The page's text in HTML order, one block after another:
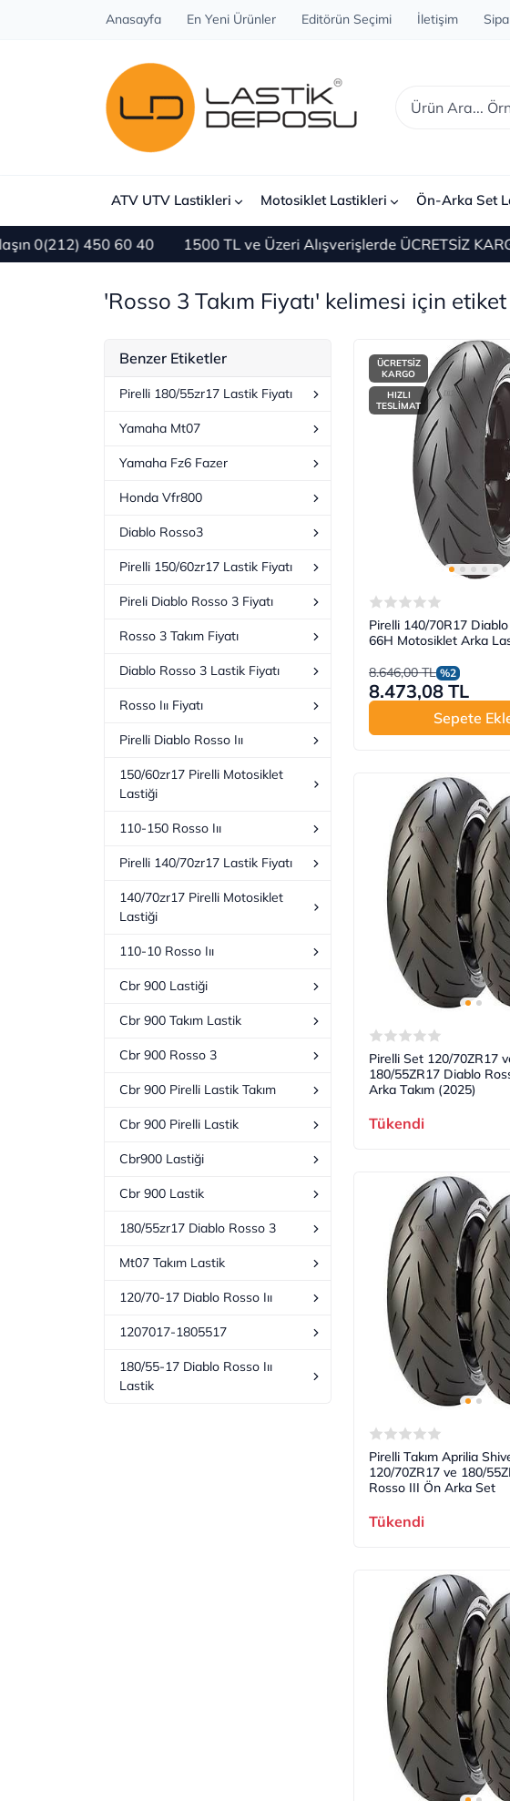
Anasayfa En Yeni Ürünler Editörün Seçimi İletişim
ATV UTV Lastikleri Motosiklet Lastikleri Ön-Arka Set
450 60 40 1500 TL ve Üzeri Alışverişlerde ÜCRETSİZ KARGO Bize
'Rosso 3 Takım Fiyatı' kelimesi için
Benzer Etiketler
Pirelli 180/55zr17 Lastik Fiyatı
Yamaha Mt07
Yamaha Fz6 Fazer
Honda Vfr800
Diablo Rosso3
Pirelli 150/60zr17 Lastik Fiyatı
Pireli Diablo Rosso 3 Fiyatı
Rosso 3 Takım Fiyatı
Diablo Rosso 3 Lastik Fiyatı
Rosso Iıı Fiyatı
Pirelli Diablo Rosso Iıı
150/60zr17 Pirelli Motosiklet
Lastiği
110-150 Rosso Iıı
Pirelli 140/70zr17 Lastik Fiyatı
140/70zr17 Pirelli Motosiklet
Lastiği
110-10 Rosso Iıı
Cbr 900 Lastiği
Cbr 900 Takım Lastik
Cbr 900 Rosso 3
Cbr 900 Pirelli Lastik Takım
Cbr 900 Pirelli Lastik
Cbr900 Lastiği
Cbr 900 Lastik
180/55zr17 Diablo Rosso 3
Mt07 Takım Lastik
120/70-17 Diablo Rosso Iıı
1207017-1805517
180/55-17 Diablo Rosso Iıı
Lastik
ÜCRETSİZ
KARGO
HIZLI
TESLİMAT
Pirelli 140/70R17
66H Motosiklet Arka
8.646,00 TL %2
8.473,08 TL
Sepete
Pirelli Set 120/70ZR17
180/55ZR17 Diablo
Arka Takım (2025)
Tükendi
Pirelli Takım Aprilia
120/70ZR17 ve 180/
Rosso III Ön Arka Set
Tükendi